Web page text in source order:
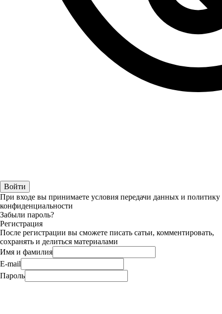
При входе вы принимаете условия передачи данных и политику
конфиденциальности
Забыли пароль?
Регистрация
После регистрации вы сможете писать сатьи, комментировать,
сохранять и делиться материалами
Имя и фамилия
E-mail
Пароль